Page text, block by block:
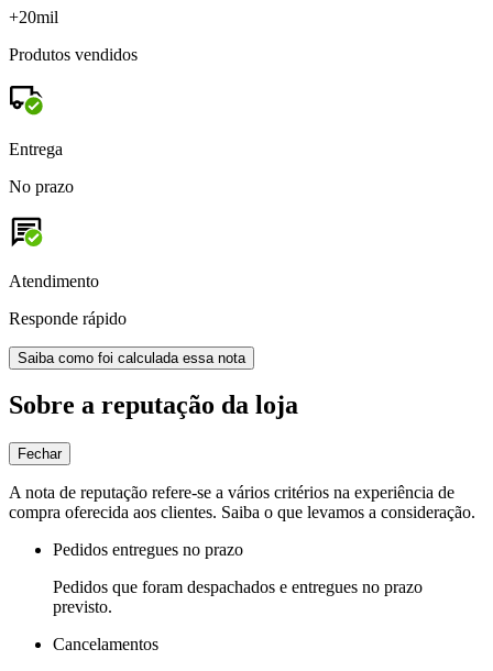
+20mil
Produtos vendidos
Entrega
No prazo
Atendimento
Responde rápido
Saiba como foi calculada essa nota
Sobre a reputação da loja
Fechar
A nota de reputação refere-se a vários critérios na experiência de
compra oferecida aos clientes. Saiba o que levamos a consideração.
Pedidos entregues no prazo
Pedidos que foram despachados e entregues no prazo
previsto.
Cancelamentos